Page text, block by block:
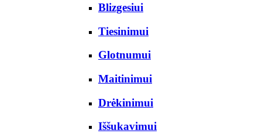
Blizgesiui
Tiesinimui
Glotnumui
Maitinimui
Drėkinimui
Iššukavimui